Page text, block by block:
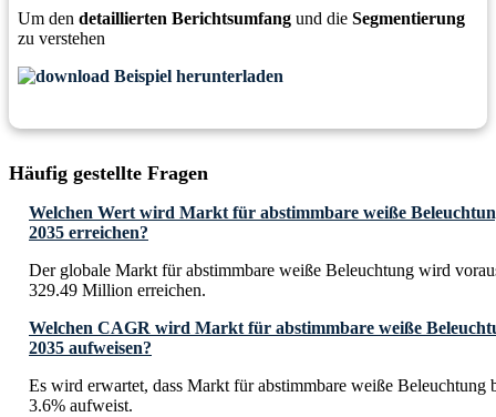
Um den detaillierten Berichtsumfang und die Segmentierung
zu verstehen
Beispiel herunterladen
Häufig gestellte Fragen
Welchen Wert wird Markt für abstimmbare weiße
2035 erreichen?
Der globale Markt für abstimmbare weiße Beleuchtung wird
329.49 Million erreichen.
Welchen CAGR wird Markt für abstimmbare weiße
2035 aufweisen?
Es wird erwartet, dass Markt für abstimmbare weiße
3.6% aufweist.